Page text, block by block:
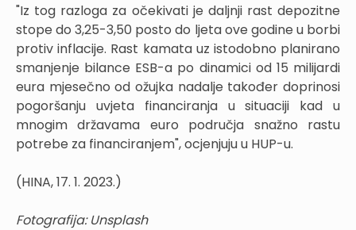
"Iz tog razloga za očekivati je daljnji rast depozitne
stope do 3,25-3,50 posto do ljeta ove godine u borbi
protiv inflacije. Rast kamata uz istodobno planirano
smanjenje bilance ESB-a po dinamici od 15 milijardi
eura mjesečno od ožujka nadalje također doprinosi
pogoršanju uvjeta financiranja u situaciji kad u
mnogim državama euro područja snažno rastu
potrebe za financiranjem", ocjenjuju u HUP-u.
(HINA, 17. 1. 2023.)
Fotografija: Unsplash